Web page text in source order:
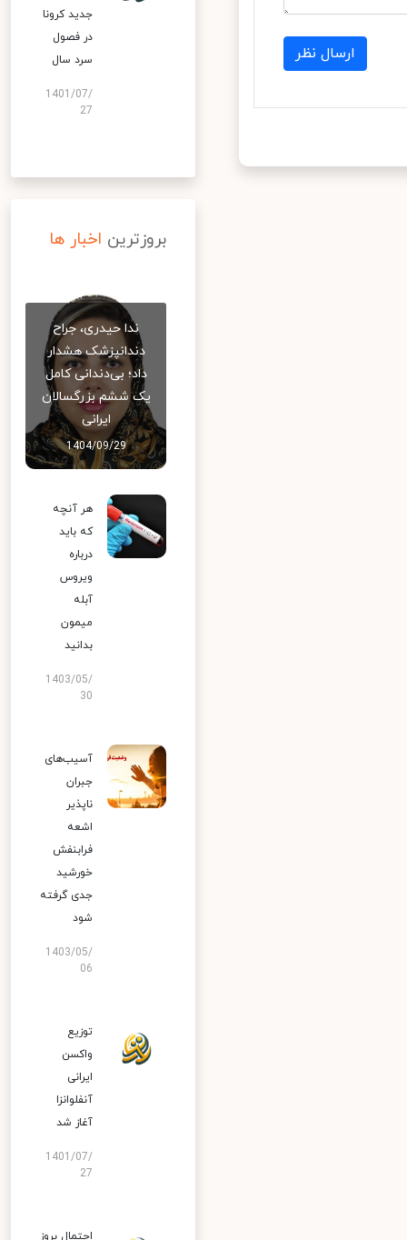
ارسال نظر
جدید کرونا
در فصول
سرد سال
1401/07/
27
بروزترین اخبار ها
ندا حیدری، جراح
دندانپزشک هشدار
داد؛ بی‌دندانی کامل
یک ششم بزرگسالان
ایرانی
1404/09/29
هر آنچه
که باید
درباره
ویروس
آبله
میمون
بدانید
1403/05/
30
آسیب‌های
جبران
ناپذیر
اشعه
فرابنفش
خورشید
جدی گرفته
شود
1403/05/
06
توزیع
واکسن
ایرانی
آنفلوانزا
آغاز شد
1401/07/
27
احتمال بروز